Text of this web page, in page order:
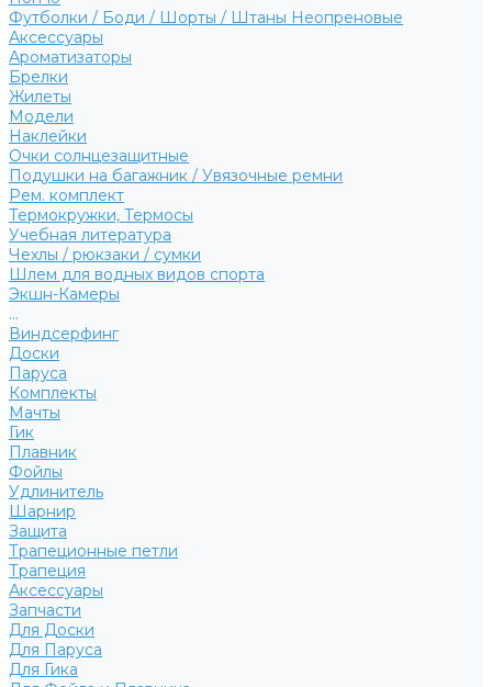
Футболки / Боди / Шорты / Штаны Неопреновые
Аксессуары
Ароматизаторы
Брелки
Жилеты
Модели
Наклейки
Очки солнцезащитные
Подушки на багажник / Увязочные ремни
Рем. комплект
Термокружки, Термосы
Учебная литература
Чехлы / рюкзаки / сумки
Шлем для водных видов спорта
Экшн-Камеры
...
Виндсерфинг
Доски
Паруса
Комплекты
Мачты
Гик
Плавник
Фойлы
Удлинитель
Шарнир
Защита
Трапеционные петли
Трапеция
Аксессуары
Запчасти
Для Доски
Для Паруса
Для Гика